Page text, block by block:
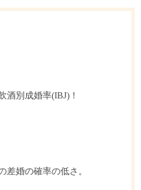
酒別成婚率(IBJ)！
差婚の確率の低さ。